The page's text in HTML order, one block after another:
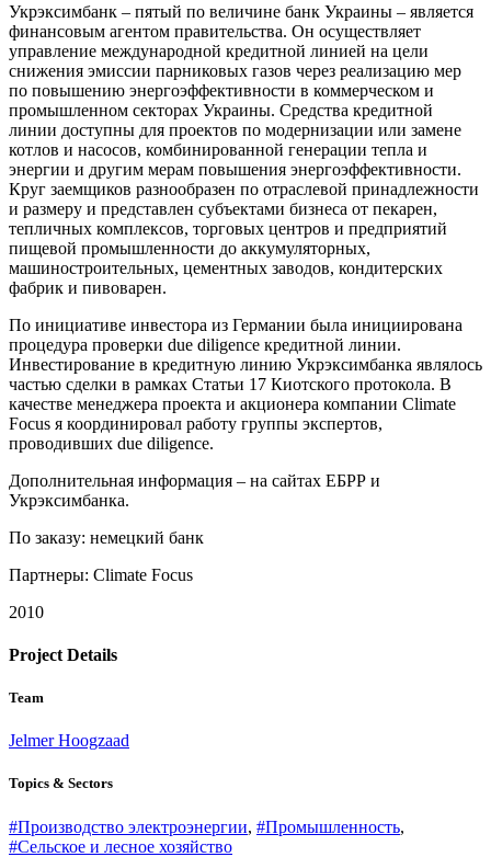
Укрэксимбанк – пятый по величине банк Украины – является
финансовым агентом правительства. Он осуществляет
управление международной кредитной линией на цели
снижения эмиссии парниковых газов через реализацию мер
по повышению энергоэффективности в коммерческом и
промышленном секторах Украины. Средства кредитной
линии доступны для проектов по модернизации или замене
котлов и насосов, комбинированной генерации тепла и
энергии и другим мерам повышения энергоэффективности.
Круг заемщиков разнообразен по отраслевой принадлежности
и размеру и представлен субъектами бизнеса от пекарен,
тепличных комплексов, торговых центров и предприятий
пищевой промышленности до аккумуляторных,
машиностроительных, цементных заводов, кондитерских
фабрик и пивоварен.
По инициативе инвестора из Германии была инициирована
процедура проверки due diligence кредитной линии.
Инвестирование в кредитную линию Укрэксимбанка являлось
частью сделки в рамках Статьи 17 Киотского протокола. В
качестве менеджера проекта и акционера компании Climate
Focus я координировал работу группы экспертов,
проводивших due diligence.
Дополнительная информация – на сайтах ЕБРР и
Укрэксимбанка.
По заказу: немецкий банк
Партнеры: Climate Focus
2010
Project Details
Team
Jelmer Hoogzaad
Topics & Sectors
#Производство электроэнергии, #Промышленность,
#Сельское и лесное хозяйство